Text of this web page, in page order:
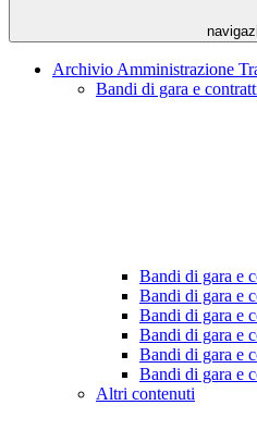
Archivio Amministrazione
Bandi di gara e
Bandi di gara e
Bandi di gara e
Bandi di gara e
Bandi di gara e
Bandi di gara e
Bandi di gara e
Altri contenuti